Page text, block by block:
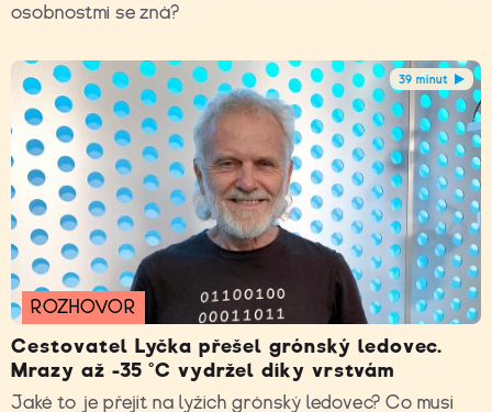
osobnostmi se zná?
39 minut
ROZHOVOR
Cestovatel Lyčka přešel grónský ledovec.
Mrazy až -35 °C vydržel díky vrstvám
Jaké to je přejít na lyžích grónský ledovec? Co musí